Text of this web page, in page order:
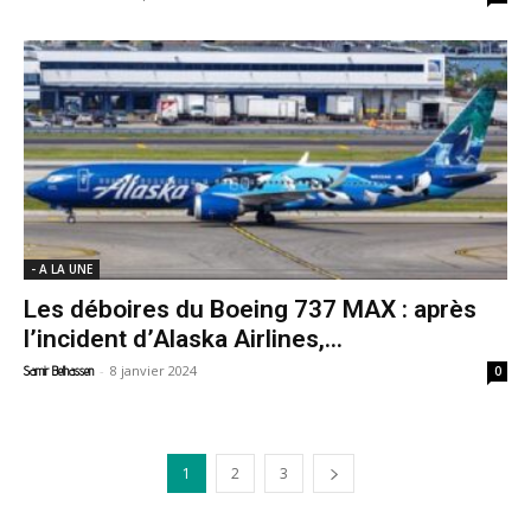
- A LA UNE
Les déboires du Boeing 737 MAX : après
l’incident d’Alaska Airlines,...
Samir Belhassen - 8 janvier 2024 0
1 2 3